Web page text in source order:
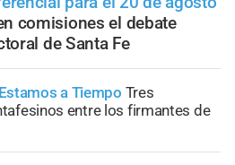
comisiones el debate
de Santa Fe
a Tiempo Tres
entre los firmantes de